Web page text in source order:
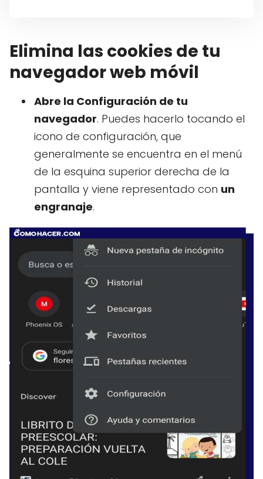
Elimina las cookies de tu
navegador web móvil
Abre la Configuración de tu
navegador. Puedes hacerlo tocando el
icono de configuración, que
generalmente se encuentra en el menú
de la esquina superior derecha de la
pantalla y viene representado con un
engranaje.